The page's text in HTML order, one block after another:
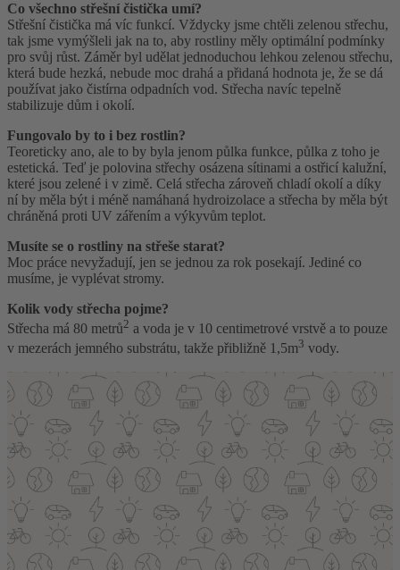
Co všechno střešní čistička umí?
Střešní čistička má víc funkcí. Vždycky jsme chtěli zelenou střechu,
tak jsme vymýšleli jak na to, aby rostliny měly optimální podmínky
pro svůj růst. Záměr byl udělat jednoduchou lehkou zelenou střechu,
která bude hezká, nebude moc drahá a přidaná hodnota je, že se dá
používat jako čistírna odpadních vod. Střecha navíc tepelně
stabilizuje dům i okolí.
Fungovalo by to i bez rostlin?
Teoreticky ano, ale to by byla jenom půlka funkce, půlka z toho je
estetická. Teď je polovina střechy osázena sítinami a ostřicí kalužní,
které jsou zelené i v zimě. Celá střecha zároveň chladí okolí a díky
ní by měla být i méně namáhaná hydroizolace a střecha by měla být
chráněná proti UV zářením a výkyvům teplot.
Musíte se o rostliny na střeše starat?
Moc práce nevyžadují, jen se jednou za rok posekají. Jediné co
musíme, je vyplévat stromy.
Kolik vody střecha pojme?
Střecha má 80 metrů2 a voda je v 10 centimetrové vrstvě a to pouze
v mezerách jemného substrátu, takže přibližně 1,5m3 vody.